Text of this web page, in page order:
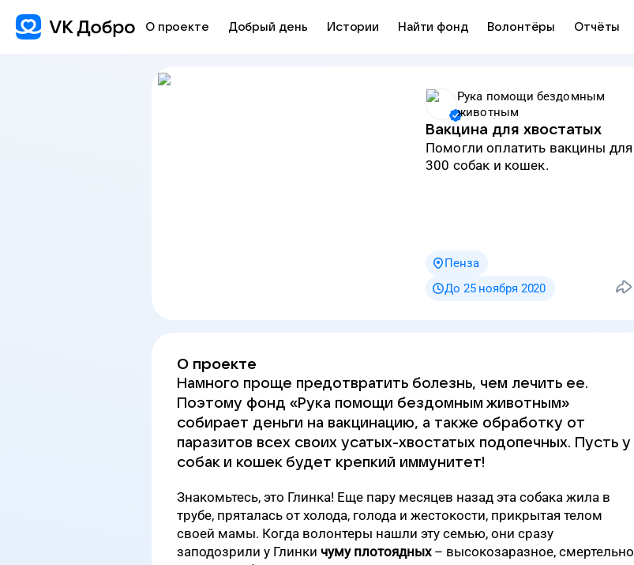
О проекте Добрый день Истории Найти фонд Волонтёры Отчёты
Рука помощи бездомным
животным
Вакцина для хвостатых
Помогли оплатить вакцины для
300 собак и кошек.
Пенза
До 25 ноября 2020
О проекте
Намного проще предотвратить болезнь, чем лечить ее.
Поэтому фонд «Рука помощи бездомным животным»
собирает деньги на вакцинацию, а также обработку от
паразитов всех своих усатых-хвостатых подопечных. Пусть у
собак и кошек будет крепкий иммунитет!
Знакомьтесь, это Глинка! Еще пару месяцев назад эта собака жила в
трубе, пряталась от холода, голода и жестокости, прикрытая телом
своей мамы. Когда волонтеры нашли эту семью, они сразу
заподозрили у Глинки чуму плотоядных– высокозаразное, смертельно